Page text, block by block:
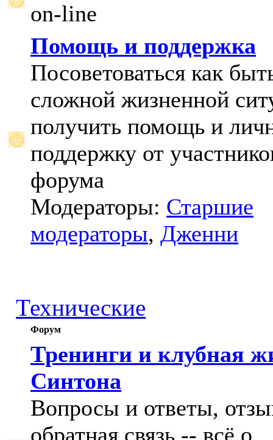
on-line
Помощь и поддержка
Посоветоваться как
сложной жизненной
получить помощь и
поддержку от
форума
Модераторы: Старшие
модераторы, Дженни
Технические
Форум
Тренинги и клубная
Синтона
Вопросы и ответы,
обратная связь -- всё о